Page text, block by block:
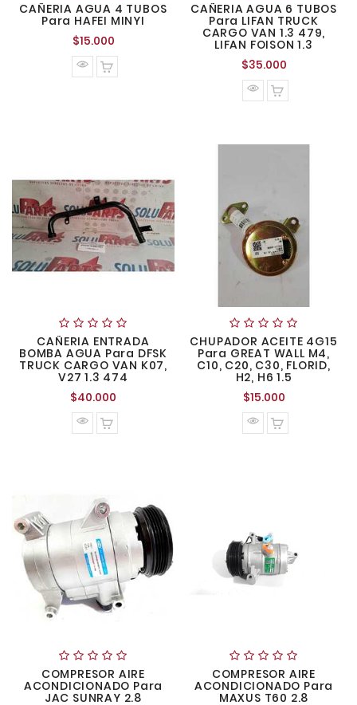
CAÑERIA AGUA 4 TUBOS
Para HAFEI MINYI
$15.000Precio
normal
CAÑERIA AGUA 6 TUBOS
Para LIFAN TRUCK
CARGO VAN 1.3 479,
LIFAN FOISON 1.3
$35.000Precio
normal
CAÑERIA ENTRADA
BOMBA AGUA Para DFSK
TRUCK CARGO VAN K07,
V27 1.3 474
$40.000
normal
CHUPADOR ACEITE 4G15
Para GREAT WALL M4,
C10, C20, C30, FLORID,
H2, H6 1.5
$15.000Precio
normal
COMPRESOR AIRE
ACONDICIONADO Para
JAC SUNRAY 2.8
COMPRESOR AIRE
ACONDICIONADO Para
MAXUS T60 2.8